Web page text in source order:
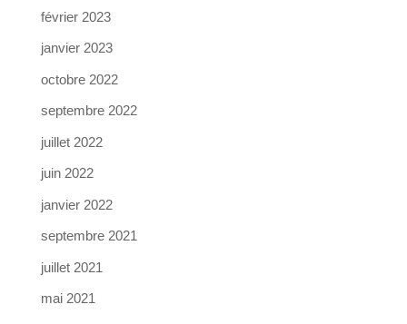
février 2023
janvier 2023
octobre 2022
septembre 2022
juillet 2022
juin 2022
janvier 2022
septembre 2021
juillet 2021
mai 2021